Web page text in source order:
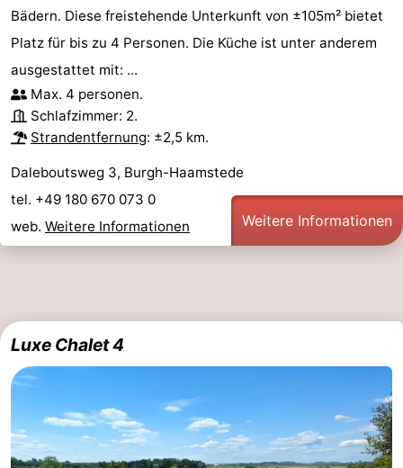
Bädern. Diese freistehende Unterkunft von ±105m² bietet
Platz für bis zu 4 Personen. Die Küche ist unter anderem
ausgestattet mit: ...
Max. 4 personen.
Schlafzimmer: 2.
Strandentfernung: ±2,5 km.
Daleboutsweg 3, Burgh-Haamstede
tel. +49 180 670 073 0
web. Weitere Informationen Weitere Informationen
Luxe Chalet 4